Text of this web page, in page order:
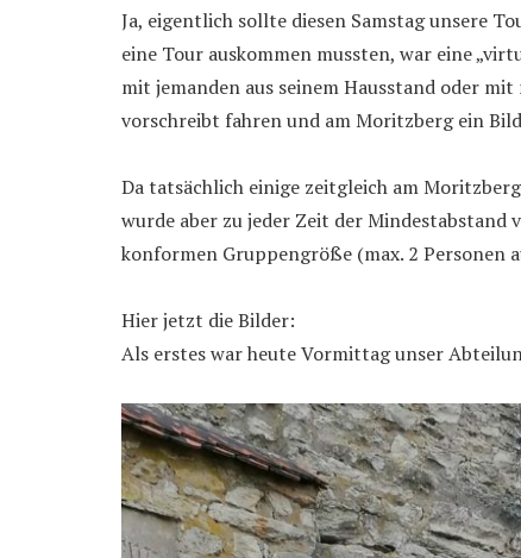
Ja, eigentlich sollte diesen Samstag unsere
eine Tour auskommen mussten, war eine
mit jemanden aus seinem Hausstand oder
vorschreibt fahren und am Moritzberg ein
Da tatsächlich einige zeitgleich am
wurde aber zu jeder Zeit der
konformen Gruppengröße (max. 2 Personen
Hier jetzt die Bilder:
Als erstes war heute Vormittag unser